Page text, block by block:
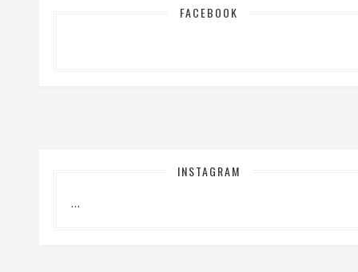
FACEBOOK
INSTAGRAM
…